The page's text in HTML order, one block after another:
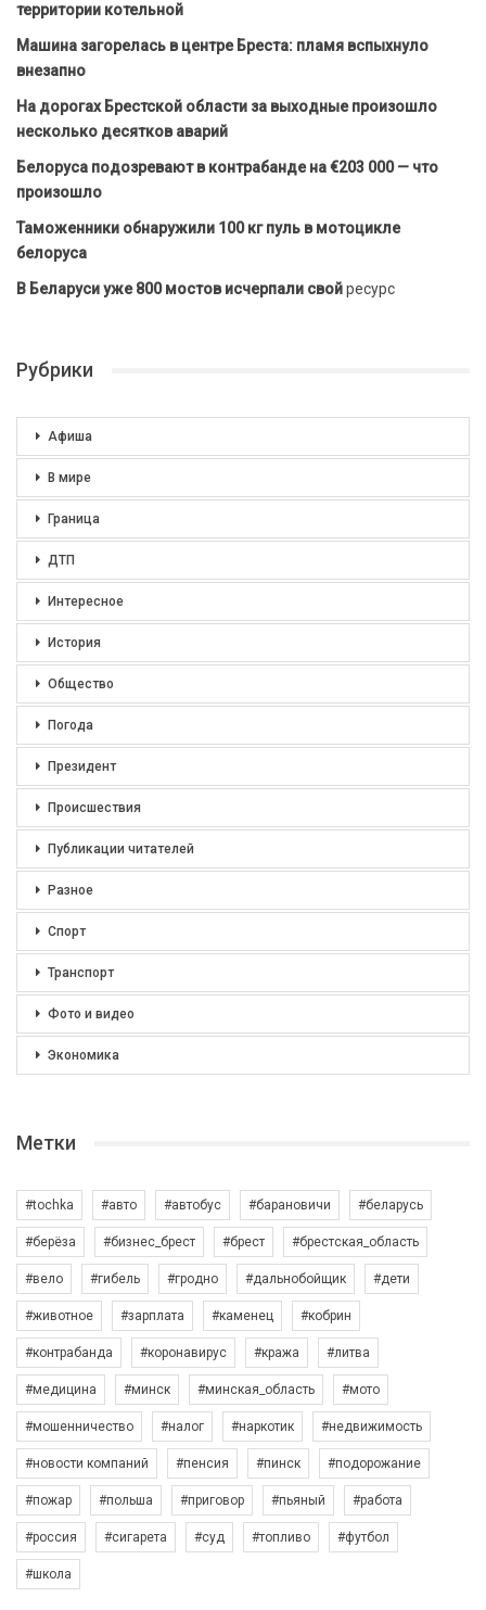
территории котельной
Машина загорелась в центре Бреста: пламя вспыхнуло
внезапно
На дорогах Брестской области за выходные произошло
несколько десятков аварий
Белоруса подозревают в контрабанде на €203 000 — что
произошло
Таможенники обнаружили 100 кг пуль в мотоцикле
белоруса
В Беларуси уже 800 мостов исчерпали свойресурс
Рубрики
Афиша
В мире
Граница
ДТП
Интересное
История
Общество
Погода
Президент
Происшествия
Публикации читателей
Разное
Спорт
Транспорт
Фото и видео
Экономика
Метки
#tochka #авто #автобус #барановичи #беларусь
#берёза #бизнес_брест #брест #брестская_область
#вело #гибель #гродно #дальнобойщик #дети
#животное #зарплата #каменец #кобрин
#контрабанда #коронавирус #кража #литва
#медицина #минск #минская_область #мото
#мошенничество #налог #наркотик #недвижимость
#новости компаний #пенсия #пинск #подорожание
#пожар #польша #приговор #пьяный #работа
#россия #сигарета #суд #топливо #футбол
#школа